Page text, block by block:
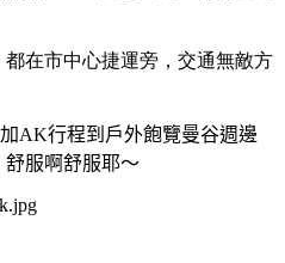
在市中心捷運旁，交通無敵方
AK行程到戶外飽覽曼谷週邊
服啊舒服耶～